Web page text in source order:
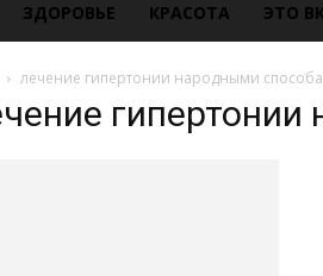
ЗДОРОВЬЕ КРАСОТА ЭТО
лечение гипертонии народными